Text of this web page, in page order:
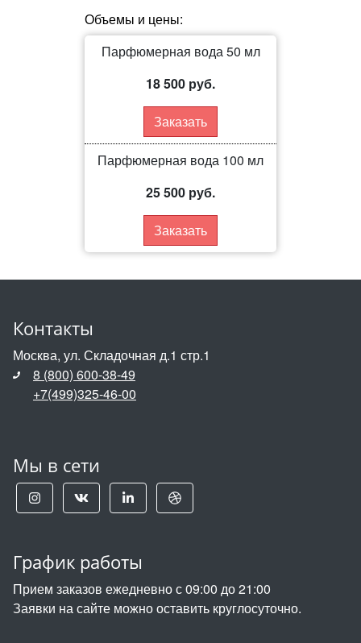
Объемы и цены:
Парфюмерная вода 50 мл
18 500 руб.
Заказать
Парфюмерная вода 100 мл
25 500 руб.
Заказать
Контакты
Москва, ул. Складочная д.1 стр.1
8 (800) 600-38-49
+7(499)325-46-00
Мы в сети
График работы
Прием заказов ежедневно с 09:00 до 21:00
Заявки на сайте можно оставить круглосуточно.